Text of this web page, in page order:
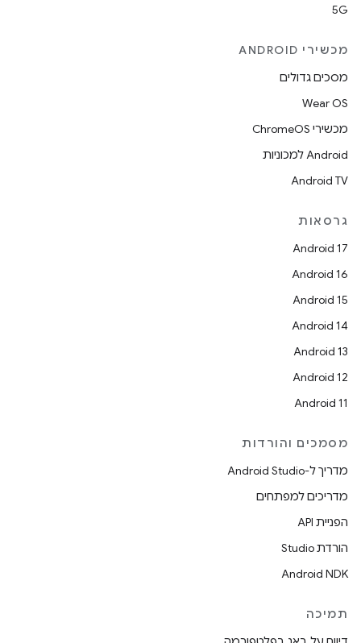
5G
מכשירי ANDROID
מסכים גדולים
Wear OS
מכשירי ChromeOS
Android למכוניות
Android TV
גרסאות
Android 17
Android 16
Android 15
Android 14
Android 13
Android 12
Android 11
מסמכים והורדות
מדריך ל-Android Studio
מדריכים למפתחים
הפניית API
הורדת Studio
Android NDK
תמיכה